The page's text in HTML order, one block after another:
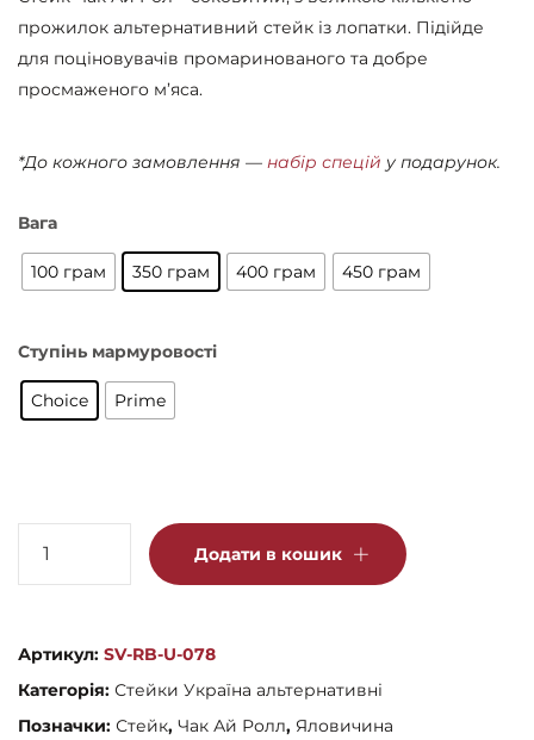
прожилок альтернативний стейк із лопатки. Підійде
для поціновувачів промаринованого та добре
просмаженого м’яса.
*До кожного замовлення — набір спецій у подарунок.
Вага
100 грам 350 грам 400 грам 450 грам
Ступінь мармуровості
Choice Prime
кількість
Додати в кошик
Артикул: SV-RB-U-078
Категорія: Стейки Україна альтернативні
Позначки: Стейк, Чак Ай Ролл, Яловичина